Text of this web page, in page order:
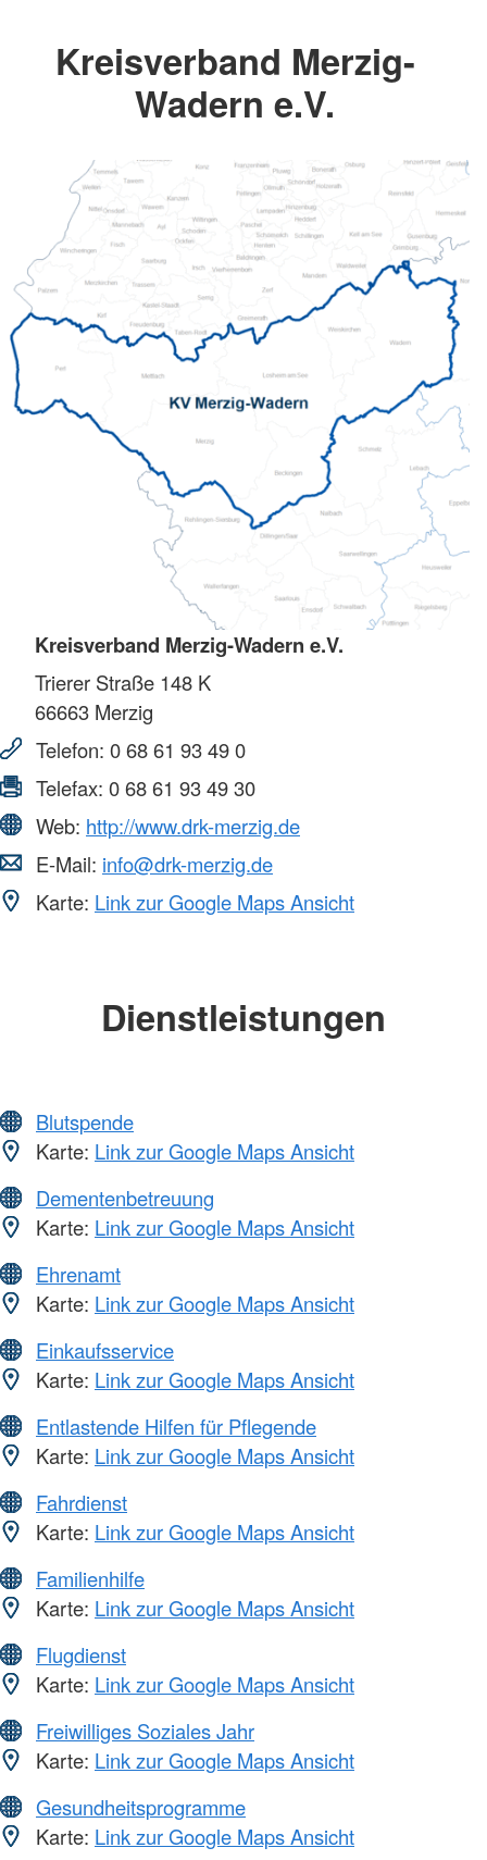
Kreisverband Merzig-
Wadern e.V.
Kreisverband Merzig-Wadern e.V.
Trierer Straße 148 K
66663 Merzig
Telefon: 0 68 61 93 49 0
Telefax: 0 68 61 93 49 30
Web: http://www.drk-merzig.de
E-Mail: info@drk-merzig.de
Karte: Link zur Google Maps Ansicht
Dienstleistungen
Blutspende
Karte: Link zur Google Maps Ansicht
Dementenbetreuung
Karte: Link zur Google Maps Ansicht
Ehrenamt
Karte: Link zur Google Maps Ansicht
Einkaufsservice
Karte: Link zur Google Maps Ansicht
Entlastende Hilfen für Pflegende
Karte: Link zur Google Maps Ansicht
Fahrdienst
Karte: Link zur Google Maps Ansicht
Familienhilfe
Karte: Link zur Google Maps Ansicht
Flugdienst
Karte: Link zur Google Maps Ansicht
Freiwilliges Soziales Jahr
Karte: Link zur Google Maps Ansicht
Gesundheitsprogramme
Karte: Link zur Google Maps Ansicht